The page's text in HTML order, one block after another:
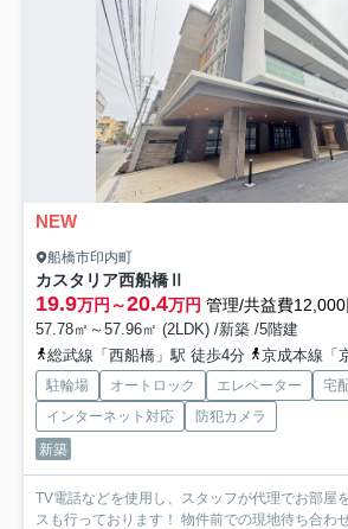
NEW
船橋市印内町
カスタリア西船橋Ⅱ
19.9万円～20.4万円 管理/共益費12,000
57.78㎡～57.96㎡ (2LDK) /新築 /5階建
総武線「西船橋」駅 徒歩4分
京成本線「
駐輪場 オートロック エレベーター
宅
インターネット対応
防犯カメラ
新築
TV電話などを使用し、スタッフが代理でお部屋
スも行っております！ 物件前での現地待ち合わ